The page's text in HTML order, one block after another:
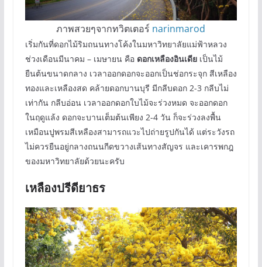
ภาพสวยๆจากทวิตเตอร์ narinmarod
เริ่มกันที่ดอกไม้ริมถนนทางโค้งในมหาวิทยาลัยแม่ฟ้าหลวง
ช่วงเดือนมีนาคม – เมษายน คือ ดอกเหลืองอินเดียเป็นไม้
ยืนต้นขนาดกลาง เวลาออกดอกจะออกเป็นช่อกระจุก สีเหลือง
ทองและเหลืองสด คล้ายดอกบานบุรี มีกลีบดอก 2-3 กลีบไม่
เท่ากัน กลีบอ่อน เวลาออกดอกใบไม้จะร่วงหมด จะออกดอก
ในฤดูแล้ง ดอกจะบานเต็มต้นเพียง 2-4 วัน ก็จะร่วงลงพื้น
เหมือนปูพรมสีเหลืองสามารถแวะไปถ่ายรูปกันได้ แต่ระวังรถ
ไม่ควรยืนอยู่กลางถนนกีดขวางเส้นทางสัญจร และเคารพกฎ
ของมหาวิทยาลัยด้วยนะครับ
เหลืองปรีดียาธร